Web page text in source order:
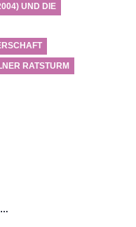
UND DIE
RATSTURM
…